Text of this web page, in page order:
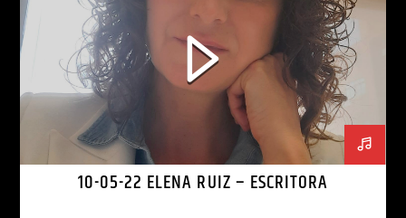
10-05-22 ELENA RUIZ – ESCRITORA